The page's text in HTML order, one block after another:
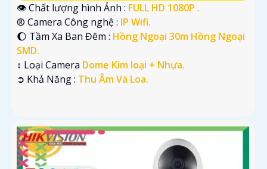
👁 Chất lượng hình Ảnh : FULL HD 1080P .
®️ Camera Công nghệ : IP Wifi.
🌔 Tầm Xa Ban Đêm : Hồng Ngoại 30m Hồng Ngoại
SMD.
↕️ Loại Camera Dome Kim loại + Nhựa.
️➲ Khả Năng : Thu Âm Và Loa.